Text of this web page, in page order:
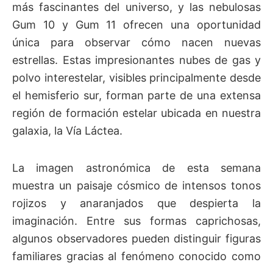
más fascinantes del universo, y las nebulosas
Gum 10 y Gum 11 ofrecen una oportunidad
única para observar cómo nacen nuevas
estrellas. Estas impresionantes nubes de gas y
polvo interestelar, visibles principalmente desde
el hemisferio sur, forman parte de una extensa
región de formación estelar ubicada en nuestra
galaxia, la Vía Láctea.
La imagen astronómica de esta semana
muestra un paisaje cósmico de intensos tonos
rojizos y anaranjados que despierta la
imaginación. Entre sus formas caprichosas,
algunos observadores pueden distinguir figuras
familiares gracias al fenómeno conocido como